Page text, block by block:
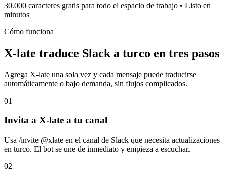
30.000 caracteres gratis para todo el espacio de trabajo • Listo en
minutos
Cómo funciona
X-late traduce Slack a turco en tres pasos
Agrega X-late una sola vez y cada mensaje puede traducirse
automáticamente o bajo demanda, sin flujos complicados.
01
Invita a X-late a tu canal
Usa /invite @xlate en el canal de Slack que necesita actualizaciones
en turco. El bot se une de inmediato y empieza a escuchar.
02